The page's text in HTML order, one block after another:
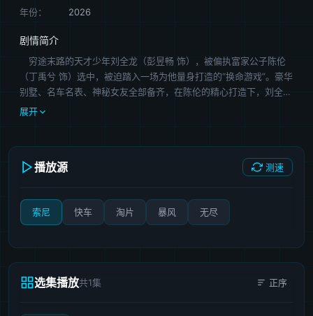
年份：
2026
剧情简介
穷途末路的天才少年刘全龙（彭昱畅 饰），被偏执富家公子陈伦
（丁禹兮 饰）选中，被迫踏入一场为他量身打造的“换命游戏”。豪华
别墅、名车名表、神秘女友全部备齐，在陈伦的精心打造下，刘全龙
瞬间拥有顶配人生。这场表面上各取所需的交易，暗地里却杀机渐
场游戏里，究竟是谁在控制谁？
展开
播放源 测速
索尼 快车 淘片 暴风 无尽
选集播放共1集 正序